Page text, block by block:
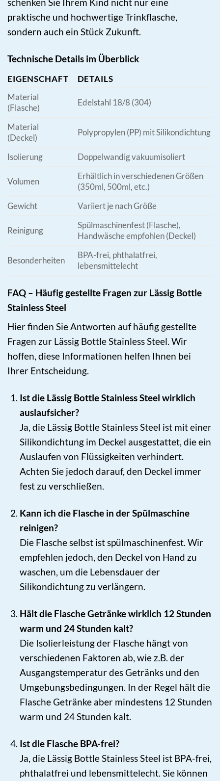
praktische und hochwertige Trinkflasche,
sondern auch ein Stück Zukunft.
Technische Details im Überblick
EIGENSCHAFT
DETAILS
Material
(Flasche)
Edelstahl 18/8 (304)
Material
(Deckel)
Polypropylen (PP) mit Silikondichtung
Isolierung Doppelwandig vakuumisoliert
Volumen
Erhältlich in verschiedenen Größen
(350ml, 500ml, etc.)
Gewicht
Variiert je nach Größe
Reinigung
Spülmaschinenfest (Flasche),
Handwäsche empfohlen (Deckel)
Besonderheiten
BPA-frei, phthalatfrei,
lebensmittelecht
FAQ – Häufig gestellte Fragen zur Lässig Bottle
Stainless Steel
Hier finden Sie Antworten auf häufig gestellte
Fragen zur Lässig Bottle Stainless Steel. Wir
hoffen, diese Informationen helfen Ihnen bei
Ihrer Entscheidung.
Ist die Lässig Bottle Stainless Steel wirklich
auslaufsicher?
Ja, die Lässig Bottle Stainless Steel ist mit einer
Silikondichtung im Deckel ausgestattet, die ein
Auslaufen von Flüssigkeiten verhindert.
Achten Sie jedoch darauf, den Deckel immer
fest zu verschließen.
Kann ich die Flasche in der Spülmaschine
reinigen?
Die Flasche selbst ist spülmaschinenfest. Wir
empfehlen jedoch, den Deckel von Hand zu
waschen, um die Lebensdauer der
Silikondichtung zu verlängern.
Hält die Flasche Getränke wirklich 12 Stunden
warm und 24 Stunden kalt?
Die Isolierleistung der Flasche hängt von
verschiedenen Faktoren ab, wie z.B. der
Ausgangstemperatur des Getränks und den
Umgebungsbedingungen. In der Regel hält die
Flasche Getränke aber mindestens 12 Stunden
warm und 24 Stunden kalt.
Ist die Flasche BPA-frei?
Ja, die Lässig Bottle Stainless Steel ist BPA-frei,
phthalatfrei und lebensmittelecht. Sie können